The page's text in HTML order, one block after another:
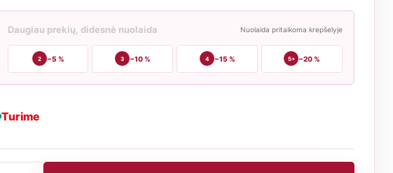
Daugiau prekių, didesnė nuolaida Nuolaida pritaikoma krepšelyje
2 −5 % 3 −10 % 4 −15 % 5+ −20 %
Turime